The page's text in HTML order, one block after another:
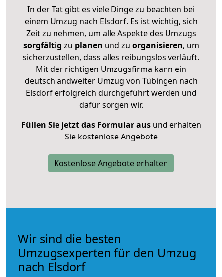
In der Tat gibt es viele Dinge zu beachten bei
einem Umzug nach Elsdorf. Es ist wichtig, sich
Zeit zu nehmen, um alle Aspekte des Umzugs
sorgfältig zu planen und zu organisieren, um
sicherzustellen, dass alles reibungslos verläuft.
Mit der richtigen Umzugsfirma kann ein
deutschlandweiter Umzug von Tübingen nach
Elsdorf erfolgreich durchgeführt werden und
dafür sorgen wir.
Füllen Sie jetzt das Formular ausund erhalten
Sie kostenlose Angebote
Kostenlose Angebote erhalten
Wir sind die besten
Umzugsexperten für den Umzug
nach Elsdorf